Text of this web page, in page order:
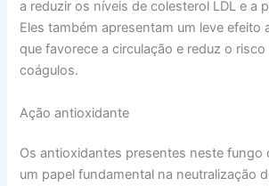
a reduzir os níveis de colesterol LDL e a
Eles também apresentam um leve efeito
que favorece a circulação e reduz o
coágulos.
Ação antioxidante
Os antioxidantes presentes neste fungo
um papel fundamental na neutralização